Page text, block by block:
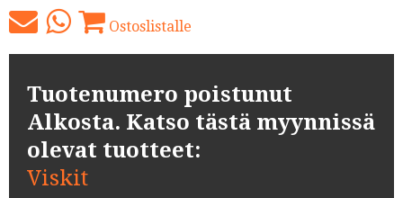
Ostoslistalle
Tuotenumero poistunut
Alkosta. Katso tästä myynnissä
olevat tuotteet:
Viskit